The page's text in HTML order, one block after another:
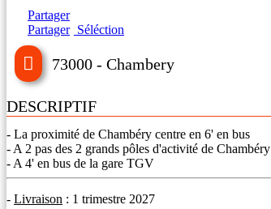
Partager
Partager Séléction
73000 - Chambery
DESCRIPTIF
- La proximité de Chambéry centre en 6' en bus
- A 2 pas des 2 grands pôles d'activité de Chambéry
- A 4' en bus de la gare TGV
- Livraison : 1 trimestre 2027